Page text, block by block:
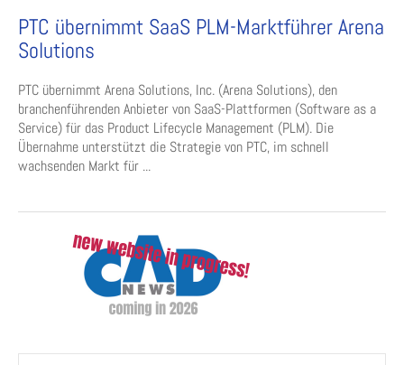
PTC übernimmt SaaS PLM-Marktführer Arena
Solutions
PTC übernimmt Arena Solutions, Inc. (Arena Solutions), den
branchenführenden Anbieter von SaaS-Plattformen (Software as a
Service) für das Product Lifecycle Management (PLM). Die
Übernahme unterstützt die Strategie von PTC, im schnell
wachsenden Markt für ...